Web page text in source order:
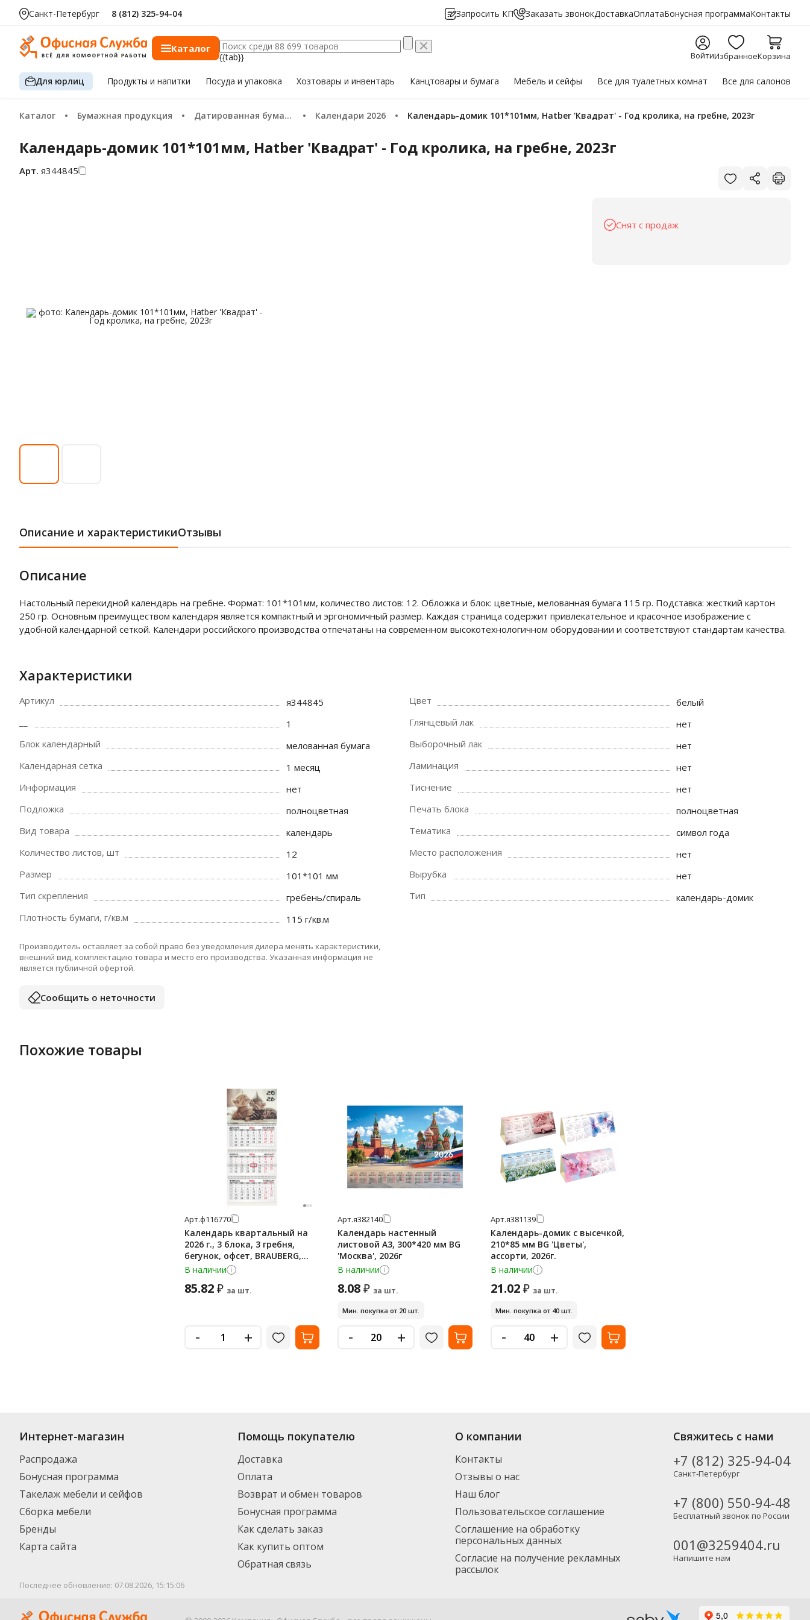
Санкт-Петербург 8 (812) 325-94-04 Запросить КП Заказать звонокДоставкаОплатаБонусная программаКонтакты
Каталог
{{tab}} ВойтиИзбранноеКорзина
Для юрлиц Продуктыи напитки Посуда и упаковка Хозтоварыи инвентарь Канцтовары и бумага Мебельи сейфы Все для туалетных комнат Все для салонов
Каталог Бумажная продукция Датированная бумажная продукция 2026 Календари 2026 Календарь-домик 101*101мм, Hatber 'Квадрат' - Год кролика, на гребне, 2023г
Календарь-домик 101*101мм, Hatber 'Квадрат' - Год кролика, на гребне, 2023г
Арт. я344845
Снят с продаж
Описание и характеристикиОтзывы
Описание
Настольный перекидной календарь на гребне. Формат: 101*101мм, количество листов: 12. Обложка и блок: цветные, мелованная бумага 115 гр. Подставка: жесткий картон
250 гр. Основным преимуществом календаря является компактный и эргономичный размер. Каждая страница содержит привлекательное и красочное изображение с
удобной календарной сеткой. Календари российского производства отпечатаны на современном высокотехнологичном оборудовании и соответствуют стандартам качества.
Характеристики
Артикул
я344845
1
Блок календарный
мелованная бумага
Календарная сетка
1 месяц
Информация
нет
Подложка
полноцветная
Вид товара
календарь
Количество листов, шт
12
Размер
101*101 мм
Тип скрепления
гребень/спираль
Плотность бумаги, г/кв.м
115 г/кв.м
Цвет
белый
Глянцевый лак
нет
Выборочный лак
нет
Ламинация
нет
Тиснение
нет
Печать блока
полноцветная
Тематика
символ года
Место расположения
нет
Вырубка
нет
Тип
календарь-домик
Производитель оставляет за собой право без уведомления дилера менять характеристики,
внешний вид, комплектацию товара и место его производства. Указанная информация не
является публичной офертой.
Сообщить о неточности
Похожие товары
Арт.ф116770
Календарь квартальный на
2026 г., 3 блока, 3 гребня,
бегунок, офсет, BRAUBERG,
'Милые котята', 116770
В наличии
85.82₽ за шт.
- +
Арт.я382140
Календарь настенный
листовой А3, 300*420 мм BG
'Москва', 2026г
В наличии
8.08₽ за шт.
Мин. покупка от 20 шт.
- +
Арт.я381139
Календарь-домик с высечкой,
210*85 мм BG 'Цветы',
ассорти, 2026г.
В наличии
21.02₽ за шт.
Мин. покупка от 40 шт.
- +
Интернет-магазин
Распродажа
Бонусная программа
Такелаж мебели и сейфов
Сборка мебели
Бренды
Карта сайта
Помощь покупателю
Доставка
Оплата
Возврат и обмен товаров
Бонусная программа
Как сделать заказ
Как купить оптом
Обратная связь
О компании
Контакты
Отзывы о нас
Наш блог
Пользовательское соглашение
Соглашение на обработку
персональных данных
Согласие на получение рекламных
рассылок
Свяжитесь с нами
+7 (812) 325-94-04
Санкт-Петербург
+7 (800) 550-94-48
Бесплатный звонок по России
001@3259404.ru
Напишите нам
Последнее обновление: 07.08.2026, 15:15:06